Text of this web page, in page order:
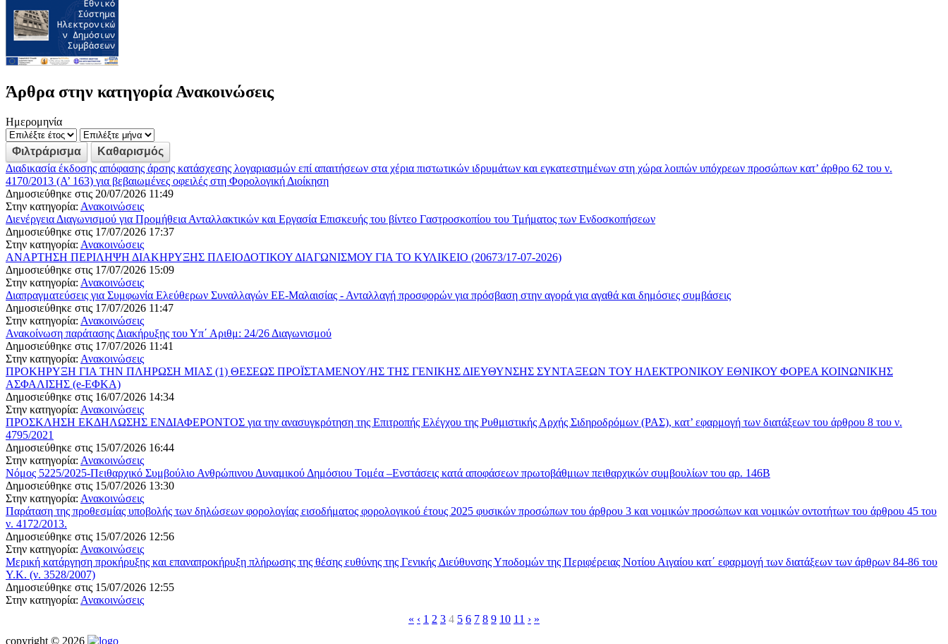
Άρθρα στην κατηγορία Ανακοινώσεις
Ημερομηνία
Διαδικασία έκδοσης απόφασης άρσης κατάσχεσης λογαριασμών επί απαιτήσεων στα χέρια πιστωτικών ιδρυμάτων και εγκατεστημένων στη χώρα λοιπών υπόχρεων προσώπων κατ’ άρθρο 62 του ν.
4170/2013 (Α’ 163) για βεβαιωμένες οφειλές στη Φορολογική Διοίκηση
Δημοσιεύθηκε στις 20/07/2026 11:49
Στην κατηγορία: Ανακοινώσεις
Διενέργεια Διαγωνισμού για Προμήθεια Ανταλλακτικών και Εργασία Επισκευής του βίντεο Γαστροσκοπίου του Τμήματος των Ενδοσκοπήσεων
Δημοσιεύθηκε στις 17/07/2026 17:37
Στην κατηγορία: Ανακοινώσεις
ΑΝΑΡΤΗΣΗ ΠΕΡΙΛΗΨΗ ΔΙΑΚΗΡΥΞΗΣ ΠΛΕΙΟΔΟΤΙΚΟΥ ΔΙΑΓΩΝΙΣΜΟΥ ΓΙΑ ΤΟ ΚΥΛΙΚΕΙΟ (20673/17-07-2026)
Δημοσιεύθηκε στις 17/07/2026 15:09
Στην κατηγορία: Ανακοινώσεις
Διαπραγματεύσεις για Συμφωνία Ελεύθερων Συναλλαγών ΕΕ-Μαλαισίας - Ανταλλαγή προσφορών για πρόσβαση στην αγορά για αγαθά και δημόσιες συμβάσεις
Δημοσιεύθηκε στις 17/07/2026 11:47
Στην κατηγορία: Ανακοινώσεις
Ανακοίνωση παράτασης Διακήρυξης του Υπ΄ Αριθμ: 24/26 Διαγωνισμού
Δημοσιεύθηκε στις 17/07/2026 11:41
Στην κατηγορία: Ανακοινώσεις
ΠΡΟΚΗΡΥΞΗ ΓΙΑ ΤΗΝ ΠΛΗΡΩΣΗ ΜΙΑΣ (1) ΘΕΣΕΩΣ ΠΡΟΪΣΤΑΜΕΝΟΥ/ΗΣ ΤΗΣ ΓΕΝΙΚΗΣ ΔΙΕΥΘΥΝΣΗΣ ΣΥΝΤΑΞΕΩΝ ΤOY ΗΛΕΚΤΡΟΝΙΚΟΥ ΕΘΝΙΚΟΥ ΦΟΡΕΑ ΚΟΙΝΩΝΙΚΗΣ
ΑΣΦΑΛΙΣΗΣ (e-ΕΦΚΑ)
Δημοσιεύθηκε στις 16/07/2026 14:34
Στην κατηγορία: Ανακοινώσεις
ΠΡΟΣΚΛΗΣΗ ΕΚΔΗΛΩΣΗΣ ΕΝΔΙΑΦΕΡΟΝΤΟΣ για την ανασυγκρότηση της Επιτροπής Ελέγχου της Ρυθμιστικής Αρχής Σιδηροδρόμων (ΡΑΣ), κατ’ εφαρμογή των διατάξεων του άρθρου 8 του ν.
4795/2021
Δημοσιεύθηκε στις 15/07/2026 16:44
Στην κατηγορία: Ανακοινώσεις
Νόμος 5225/2025-Πειθαρχικό Συμβούλιο Ανθρώπινου Δυναμικού Δημόσιου Τομέα –Ενστάσεις κατά αποφάσεων πρωτοβάθμιων πειθαρχικών συμβουλίων του αρ. 146Β
Δημοσιεύθηκε στις 15/07/2026 13:30
Στην κατηγορία: Ανακοινώσεις
Παράταση της προθεσμίας υποβολής των δηλώσεων φορολογίας εισοδήματος φορολογικού έτους 2025 φυσικών προσώπων του άρθρου 3 και νομικών προσώπων και νομικών οντοτήτων του άρθρου 45 του
ν. 4172/2013.
Δημοσιεύθηκε στις 15/07/2026 12:56
Στην κατηγορία: Ανακοινώσεις
Μερική κατάργηση προκήρυξης και επαναπροκήρυξη πλήρωσης της θέσης ευθύνης της Γενικής ∆ιεύθυνσης Υποδοµών της Περιφέρειας Νοτίου Αιγαίου κατ΄ εφαρµογή των διατάξεων των άρθρων 84-86 του
Υ.Κ. (ν. 3528/2007)
Δημοσιεύθηκε στις 15/07/2026 12:55
Στην κατηγορία: Ανακοινώσεις
« ‹ 1 2 3 4 5 6 7 8 9 10 11 › »
copyright © 2026